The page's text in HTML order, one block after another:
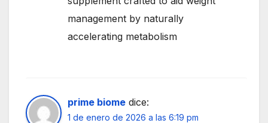
management by naturally
accelerating metabolism
prime biome dice:
1 de enero de 2026 a las 6:19 pm